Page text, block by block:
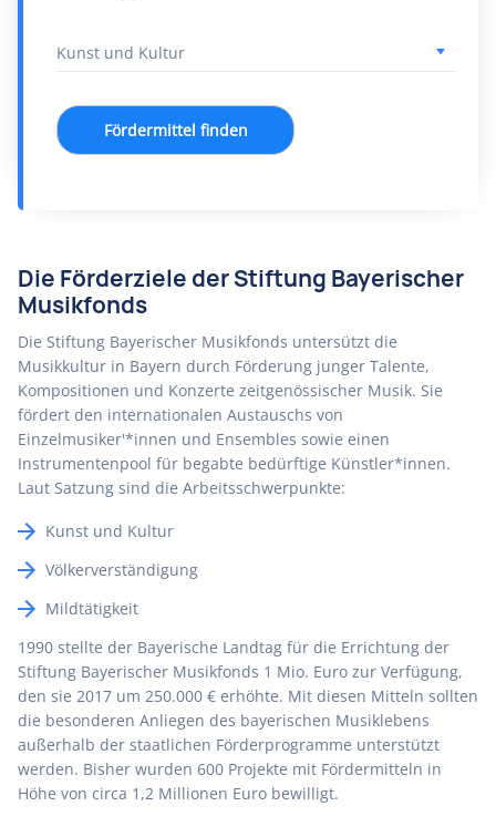
Fördermittel finden
Die Förderziele der Stiftung Bayerischer
Musikfonds
Die Stiftung Bayerischer Musikfonds untersützt die
Musikkultur in Bayern durch Förderung junger Talente,
Kompositionen und Konzerte zeitgenössischer Musik. Sie
fördert den internationalen Austauschs von
Einzelmusiker'*innen und Ensembles sowie einen
Instrumentenpool für begabte bedürftige Künstler*innen.
Laut Satzung sind die Arbeitsschwerpunkte:
Kunst und Kultur
Völkerverständigung
Mildtätigkeit
1990 stellte der Bayerische Landtag für die Errichtung der
Stiftung Bayerischer Musikfonds 1 Mio. Euro zur Verfügung,
den sie 2017 um 250.000 € erhöhte. Mit diesen Mitteln sollten
die besonderen Anliegen des bayerischen Musiklebens
außerhalb der staatlichen Förderprogramme unterstützt
werden. Bisher wurden 600 Projekte mit Fördermitteln in
Höhe von circa 1,2 Millionen Euro bewilligt.